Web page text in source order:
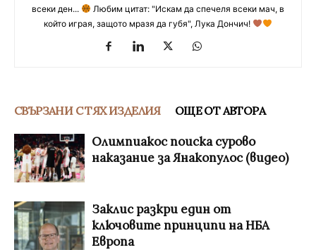
всеки ден...
Любим цитат: "Искам да спечеля всеки мач, в
който играя, защото мразя да губя", Лука Дончич!
СВЪРЗАНИ С ТЯХ ИЗДЕЛИЯ ОЩЕ ОТ АВТОРА
Олимпиакос поиска сурово
наказание за Янакопулос (видео)
Заклис разкри един от
ключовите принципи на НБА
Европа